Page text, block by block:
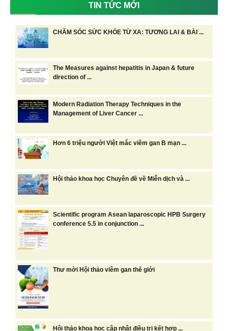
TIN TỨC MỚI
CHĂM SÓC SỨC KHỎE TỪ XA: TƯƠNG LAI & BÀI ...
The Measures against hepatitis in Japan & future
direction of ...
Modern Radiation Therapy Techniques in the
Management of Liver Cancer ...
Hơn 6 triệu người Việt mắc viêm gan B mạn ...
Hội thảo khoa học Chuyên đề về Miễn dịch và ...
Scientific program Asean laparoscopic HPB Surgery
conference 5.5 in conjunction ...
Thư mời Hội thảo viêm gan thế giới
Hội thảo khoa học cập nhật điều trị kết hợp ...